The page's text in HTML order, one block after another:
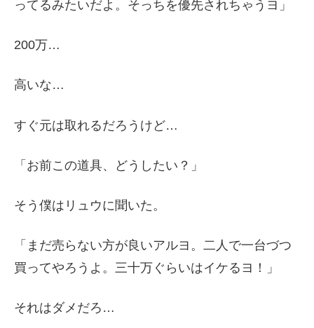
ってるみたいだよ。そっちを優先されちゃうヨ」
200万…
高いな…
すぐ元は取れるだろうけど…
「お前この道具、どうしたい？」
そう僕はリュウに聞いた。
「まだ売らない方が良いアルヨ。二人で一台づつ
買ってやろうよ。三十万ぐらいはイケるヨ！」
それはダメだろ…